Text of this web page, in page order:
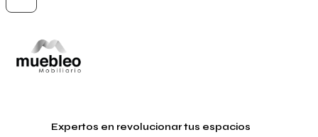
Expertos en revolucionar tus espacios